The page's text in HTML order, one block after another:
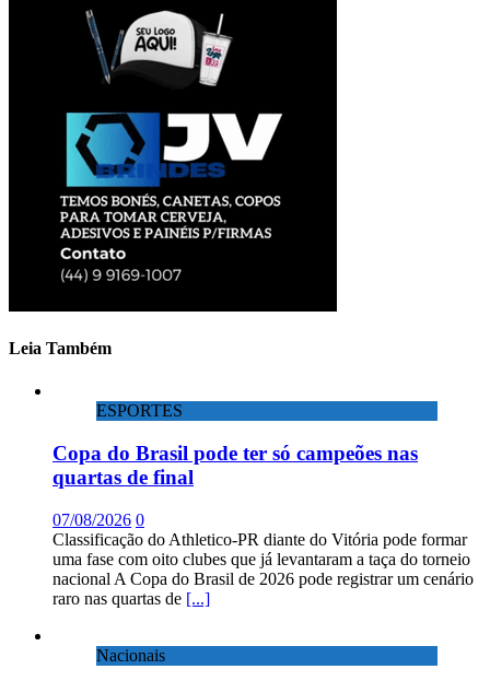
Leia Também
ESPORTES
Copa do Brasil pode ter só campeões nas
quartas de final
07/08/2026 0
Classificação do Athletico-PR diante do Vitória pode formar
uma fase com oito clubes que já levantaram a taça do torneio
nacional A Copa do Brasil de 2026 pode registrar um cenário
raro nas quartas de [...]
Nacionais